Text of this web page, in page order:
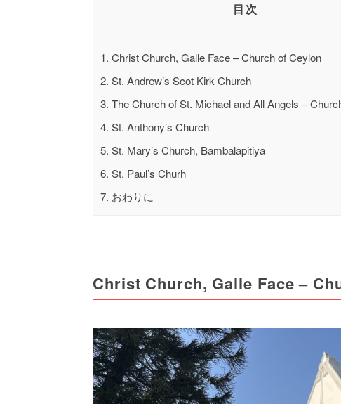
目次
1. Christ Church, Galle Face – Church of Ceylon
2. St. Andrew’s Scot Kirk Church
3. The Church of St. Michael and All Angels –
4. St. Anthony’s Church
5. St. Mary’s Church, Bambalapitiya
6. St. Paul’s Churh
7. おわりに
Christ Church, Galle Face –